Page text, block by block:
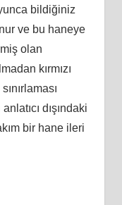
bildiğiniz
ve bu haneye
olan
kırmızı
dışındaki
bir hane ileri